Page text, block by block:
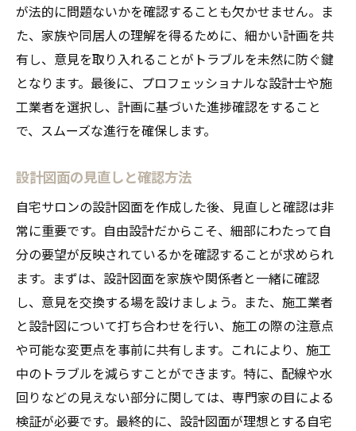
が法的に問題ないかを確認することも欠かせません。ま
た、家族や同居人の理解を得るために、細かい計画を共
有し、意見を取り入れることがトラブルを未然に防ぐ鍵
となります。最後に、プロフェッショナルな設計士や施
工業者を選択し、計画に基づいた進捗確認をすること
で、スムーズな進行を確保します。
設計図面の見直しと確認方法
自宅サロンの設計図面を作成した後、見直しと確認は非
常に重要です。自由設計だからこそ、細部にわたって自
分の要望が反映されているかを確認することが求められ
ます。まずは、設計図面を家族や関係者と一緒に確認
し、意見を交換する場を設けましょう。また、施工業者
と設計図について打ち合わせを行い、施工の際の注意点
や可能な変更点を事前に共有します。これにより、施工
中のトラブルを減らすことができます。特に、配線や水
回りなどの見えない部分に関しては、専門家の目による
検証が必要です。最終的に、設計図面が理想とする自宅